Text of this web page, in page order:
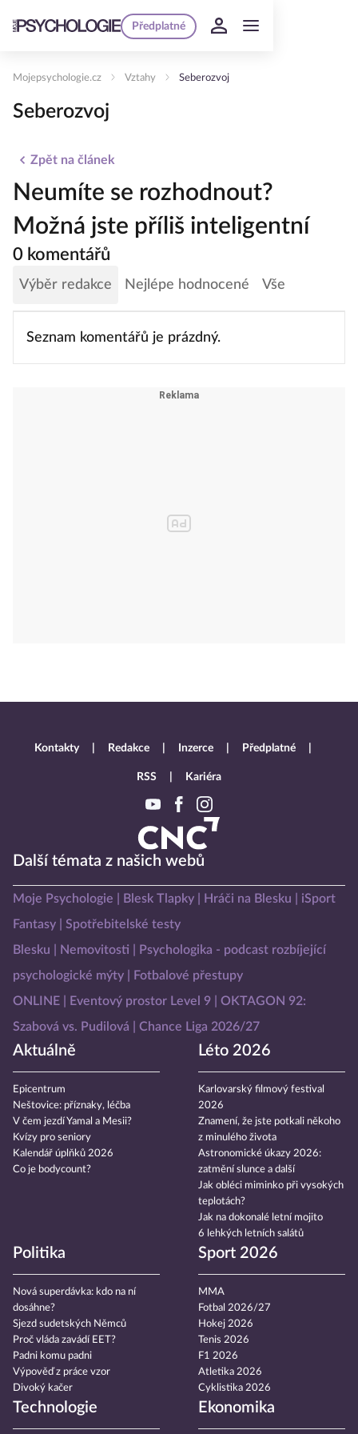
Předplatné
Mojepsychologie.cz Vztahy Seberozvoj
Seberozvoj
Zpět na článek
Neumíte se rozhodnout?
Možná jste příliš inteligentní
0 komentářů
Výběr redakce Nejlépe hodnocené Vše
Seznam komentářů je prázdný.
Další témata z našich webů
Moje Psychologie Blesk Tlapky Hráči na Blesku
iSport
Fantasy
Spotřebitelské testy
Blesku
Nemovitosti
Psychologika - podcast rozbíjející
psychologické mýty
Fotbalové přestupy
ONLINE
Eventový prostor Level 9
OKTAGON 92:
Szabová vs. Pudilová
Chance Liga 2026/27
Aktuálně
Epicentrum
Neštovice: příznaky, léčba
V čem jezdí Yamal a Mesii?
Kvízy pro seniory
Kalendář úplňků 2026
Co je bodycount?
Léto 2026
Karlovarský filmový festival
2026
Znamení, že jste potkali někoho
z minulého života
Astronomické úkazy 2026:
zatmění slunce a další
Jak obléci miminko při vysokých
teplotách?
Jak na dokonalé letní mojito
6 lehkých letních salátů
Politika
Nová superdávka: kdo na ní
dosáhne?
Sjezd sudetských Němců
Proč vláda zavádí EET?
Padni komu padni
Výpověď z práce vzor
Divoký kačer
Sport 2026
MMA
Fotbal 2026/27
Hokej 2026
Tenis 2026
F1 2026
Atletika 2026
Cyklistika 2026
Technologie Ekonomika
Kontakty Redakce Inzerce Předplatné
RSS Kariéra